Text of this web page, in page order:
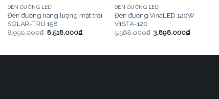
ĐÈN ĐƯỜNG LED
Đèn đường năng lượng mặt trời
SOLAR-TRU 158
8,950,000₫ 8,518,000₫
ĐÈN ĐƯỜNG LED
Đèn đường VinaLED 120W
V1STA-120
5,568,000₫ 3,898,000₫